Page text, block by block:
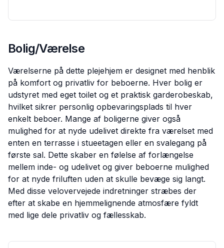
Bolig/Værelse
Værelserne på dette plejehjem er designet med henblik
på komfort og privatliv for beboerne. Hver bolig er
udstyret med eget toilet og et praktisk garderobeskab,
hvilket sikrer personlig opbevaringsplads til hver
enkelt beboer. Mange af boligerne giver også
mulighed for at nyde udelivet direkte fra værelset med
enten en terrasse i stueetagen eller en svalegang på
første sal. Dette skaber en følelse af forlængelse
mellem inde- og udelivet og giver beboerne mulighed
for at nyde friluften uden at skulle bevæge sig langt.
Med disse velovervejede indretninger stræbes der
efter at skabe en hjemmelignende atmosfære fyldt
med lige dele privatliv og fællesskab.